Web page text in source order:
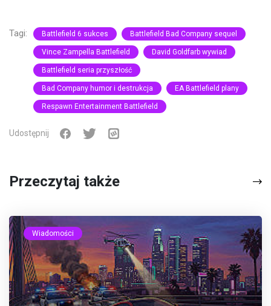
Tagi: Battlefield 6 sukces Battlefield Bad Company sequel
Vince Zampella Battlefield David Goldfarb wywiad
Battlefield seria przyszłość
Bad Company humor i destrukcja EA Battlefield plany
Respawn Entertainment Battlefield
Udostępnij
Przeczytaj także
Wiadomości